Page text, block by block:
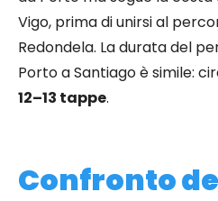
Vigo, prima di unirsi al
Redondela. La durata del
Porto a Santiago è simile:
12–13 tappe.
Confronto